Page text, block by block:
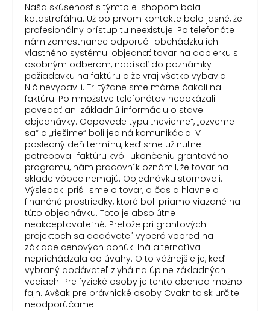
Naša skúsenosť s týmto e-shopom bola
katastrofálna. Už po prvom kontakte bolo jasné, že
profesionálny prístup tu neexistuje. Po telefonáte
nám zamestnanec odporučil obchádzku ich
vlastného systému: objednať tovar na dobierku s
osobným odberom, napísať do poznámky
požiadavku na faktúru a že vraj všetko vybavia.
Nič nevybavili. Tri týždne sme márne čakali na
faktúru. Po množstve telefonátov nedokázali
povedať ani základnú informáciu o stave
objednávky. Odpovede typu „nevieme“, „ozveme
sa“ a „riešime“ boli jediná komunikácia. V
posledný deň termínu, keď sme už nutne
potrebovali faktúru kvôli ukončeniu grantového
programu, nám pracovník oznámil, že tovar na
sklade vôbec nemajú. Objednávku stornovali.
Výsledok: prišli sme o tovar, o čas a hlavne o
finančné prostriedky, ktoré boli priamo viazané na
túto objednávku. Toto je absolútne
neakceptovateľné. Pretože pri grantových
projektoch sa dodávateľ vyberá vopred na
základe cenových ponúk. Iná alternatíva
neprichádzala do úvahy. O to vážnejšie je, keď
vybraný dodávateľ zlyhá na úplne základných
veciach. Pre fyzické osoby je tento obchod možno
fajn. Avšak pre právnické osoby Cvaknito.sk určite
neodporúčame!